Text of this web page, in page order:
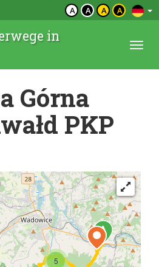
A A A A
in
Górna
PKP
5